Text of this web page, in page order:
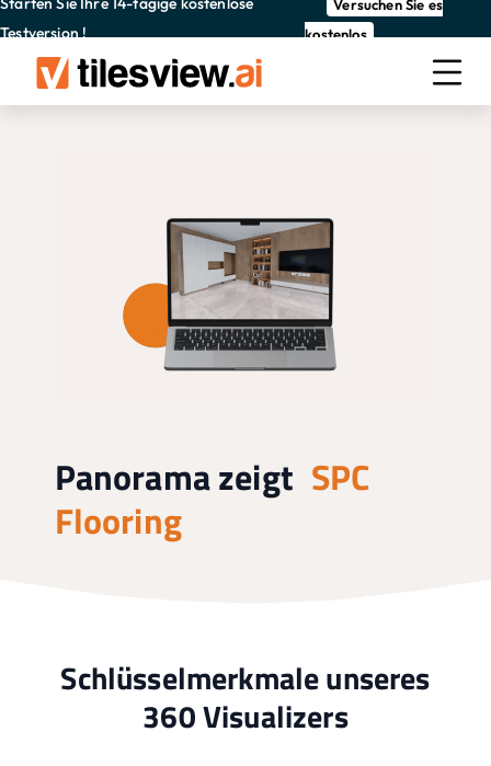
Testversion !
Versuchen Sie es
kostenlos
Panorama zeigt SPC
Flooring
Schlüsselmerkmale unseres
360 Visualizers